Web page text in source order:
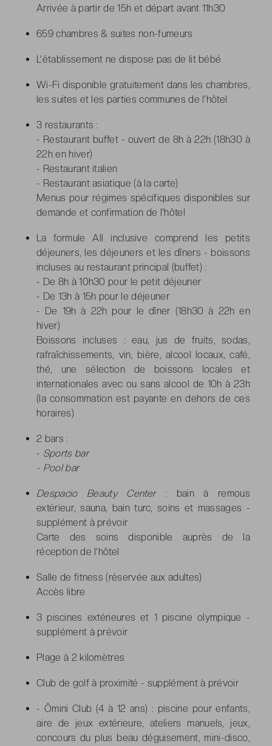
Arrivée à partir de 15h et départ avant 11h30
659 chambres & suites non-fumeurs
L'établissement ne dispose pas de lit bébé
Wi-Fi disponible gratuitement dans les chambres,
les suites et les parties communes de l'hôtel
3 restaurants :
- Restaurant buffet - ouvert de 8h à 22h (18h30 à
22h en hiver)
- Restaurant italien
- Restaurant asiatique (à la carte)
Menus pour régimes spécifiques disponibles sur
demande et confirmation de l'hôtel
La formule All inclusive comprend les petits
déjeuners, les déjeuners et les dîners - boissons
incluses au restaurant principal (buffet) :
- De 8h à 10h30 pour le petit déjeuner
- De 13h à 15h pour le déjeuner
- De 19h à 22h pour le dîner (18h30 à 22h en
hiver)
Boissons incluses : eau, jus de fruits, sodas,
rafraîchissements, vin, bière, alcool locaux, café,
thé, une sélection de boissons locales et
internationales avec ou sans alcool de 10h à 23h
(la consommation est payante en dehors de ces
horaires)
2 bars :
- Sports bar
- Pool bar
Despacio Beauty Center: bain à remous
extérieur, sauna, bain turc, soins et massages -
supplément à prévoir
Carte des soins disponible auprès de la
réception de l'hôtel
Salle de fitness (réservée aux adultes)
Accès libre
3 piscines extérieures et 1 piscine olympique -
supplément à prévoir
Plage à 2 kilomètres
Club de golf à proximité - supplément à prévoir
- Ômini Club (4 à 12 ans) : piscine pour enfants,
aire de jeux extérieure, ateliers manuels, jeux,
concours du plus beau déguisement, mini-disco,